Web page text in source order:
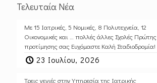
Τελευταία Νέα
Με 15 Ιατρικές, 5 Νομικές, 8 Πολυτεχνεία, 12
Οικονομικές και … πολλές άλλες Σχολές Πρώτης
προτίμησης σας Ευχόμαστε Καλή Σταδιοδρομία!
23 Ιουλίου, 2026
Τρεις γενιές στην Υπηρεσία της Ιατρικής